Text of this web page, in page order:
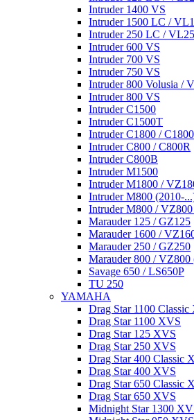
Intruder 1400 VS
Intruder 1500 LC /
Intruder 250 LC /
Intruder 600 VS
Intruder 700 VS
Intruder 750 VS
Intruder 800 Volusia /
Intruder 800 VS
Intruder C1500
Intruder C1500T
Intruder C1800 /
Intruder C800 / C800R
Intruder C800B
Intruder M1500
Intruder M1800 /
Intruder M800 (2010-
Intruder M800 /
Marauder 125 / GZ125
Marauder 1600 /
Marauder 250 / GZ250
Marauder 800 / VZ800
Savage 650 / LS650P
TU 250
YAMAHA
Drag Star 1100
Drag Star 1100 XVS
Drag Star 125 XVS
Drag Star 250 XVS
Drag Star 400 Classic
Drag Star 400 XVS
Drag Star 650 Classic
Drag Star 650 XVS
Midnight Star 1300